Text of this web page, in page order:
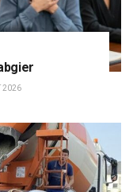
2026